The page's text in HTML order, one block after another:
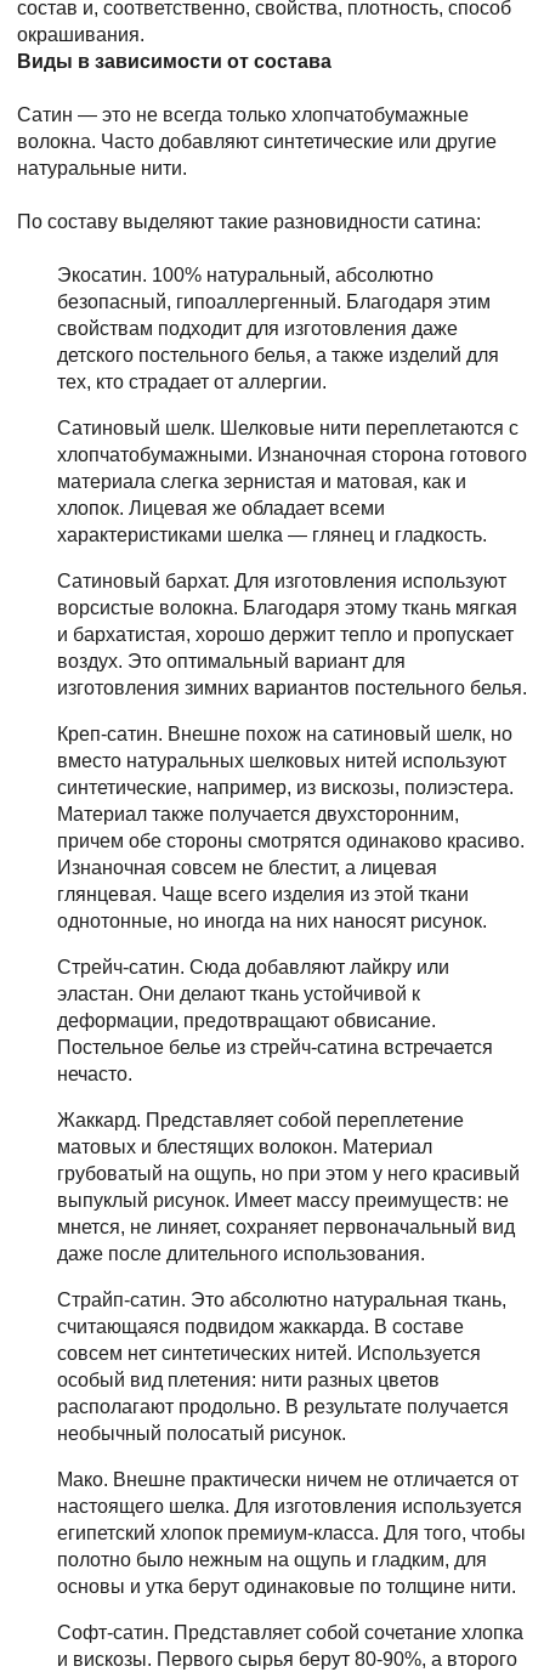
состав и, соответственно, свойства, плотность, способ
окрашивания.
Виды в зависимости от состава
Сатин — это не всегда только хлопчатобумажные
волокна. Часто добавляют синтетические или другие
натуральные нити.
По составу выделяют такие разновидности сатина:
Экосатин. 100% натуральный, абсолютно
безопасный, гипоаллергенный. Благодаря этим
свойствам подходит для изготовления даже
детского постельного белья, а также изделий для
тех, кто страдает от аллергии.
Сатиновый шелк. Шелковые нити переплетаются с
хлопчатобумажными. Изнаночная сторона готового
материала слегка зернистая и матовая, как и
хлопок. Лицевая же обладает всеми
характеристиками шелка — глянец и гладкость.
Сатиновый бархат. Для изготовления используют
ворсистые волокна. Благодаря этому ткань мягкая
и бархатистая, хорошо держит тепло и пропускает
воздух. Это оптимальный вариант для
изготовления зимних вариантов постельного белья.
Креп-сатин. Внешне похож на сатиновый шелк, но
вместо натуральных шелковых нитей используют
синтетические, например, из вискозы, полиэстера.
Материал также получается двухсторонним,
причем обе стороны смотрятся одинаково красиво.
Изнаночная совсем не блестит, а лицевая
глянцевая. Чаще всего изделия из этой ткани
однотонные, но иногда на них наносят рисунок.
Стрейч-сатин. Сюда добавляют лайкру или
эластан. Они делают ткань устойчивой к
деформации, предотвращают обвисание.
Постельное белье из стрейч-сатина встречается
нечасто.
Жаккард. Представляет собой переплетение
матовых и блестящих волокон. Материал
грубоватый на ощупь, но при этом у него красивый
выпуклый рисунок. Имеет массу преимуществ: не
мнется, не линяет, сохраняет первоначальный вид
даже после длительного использования.
Страйп-сатин. Это абсолютно натуральная ткань,
считающаяся подвидом жаккарда. В составе
совсем нет синтетических нитей. Используется
особый вид плетения: нити разных цветов
располагают продольно. В результате получается
необычный полосатый рисунок.
Мако. Внешне практически ничем не отличается от
настоящего шелка. Для изготовления используется
египетский хлопок премиум-класса. Для того, чтобы
полотно было нежным на ощупь и гладким, для
основы и утка берут одинаковые по толщине нити.
Софт-сатин. Представляет собой сочетание хлопка
и вискозы. Первого сырья берут 80-90%, а второго